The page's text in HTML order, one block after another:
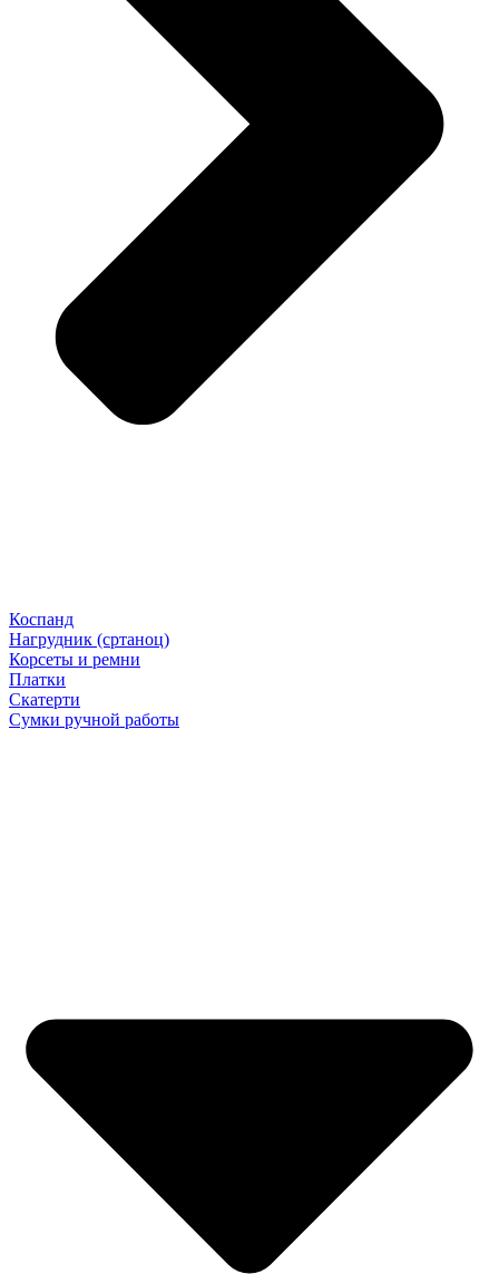
Коспанд
Нагрудник (сртаноц)
Корсеты и ремни
Платки
Скатерти
Сумки ручной работы